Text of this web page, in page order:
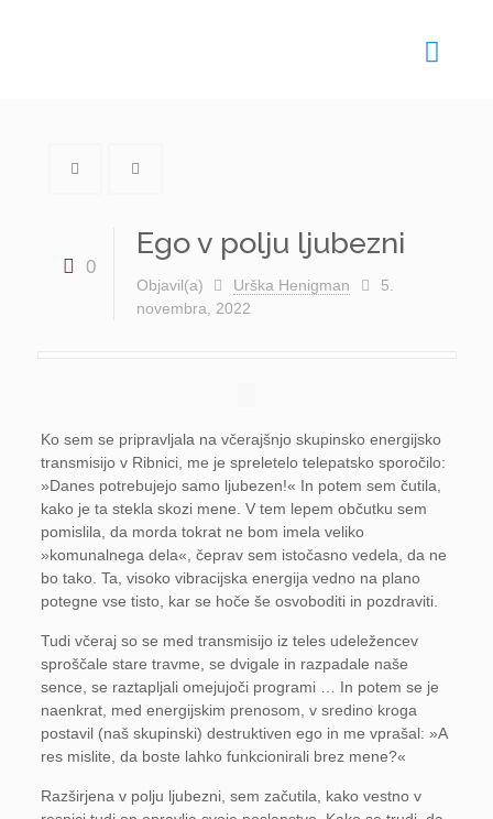
0
Ego v polju ljubezni
Objavil(a) Urška Henigman
5.
novembra, 2022
Ko sem se pripravljala na včerajšnjo skupinsko energijsko
transmisijo v Ribnici, me je spreletelo telepatsko sporočilo:
»Danes potrebujejo samo ljubezen!« In potem sem čutila,
kako je ta stekla skozi mene. V tem lepem občutku sem
pomislila, da morda tokrat ne bom imela veliko
»komunalnega dela«, čeprav sem istočasno vedela, da ne
bo tako. Ta, visoko vibracijska energija vedno na plano
potegne vse tisto, kar se hoče še osvoboditi in pozdraviti.
Tudi včeraj so se med transmisijo iz teles udeležencev
sproščale stare travme, se dvigale in razpadale naše
sence, se raztapljali omejujoči programi … In potem se je
naenkrat, med energijskim prenosom, v sredino kroga
postavil (naš skupinski) destruktiven ego in me vprašal: »A
res mislite, da boste lahko funkcionirali brez mene?«
Razširjena v polju ljubezni, sem začutila, kako vestno v